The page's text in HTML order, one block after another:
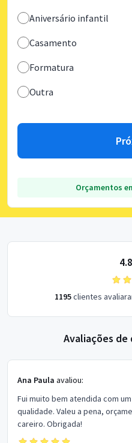
Aniversário infantil
Casamento
Formatura
Outra
Orçamentos
1195clientes
Avaliações
Ana Paula avaliou:
Fui muito bem atendida com
qualidade. Valeu a pena,
careiro. Obrigada!